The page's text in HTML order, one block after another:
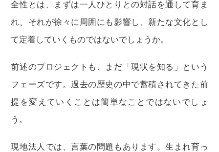
全性とは、まずは一人ひとりとの対話を通して育ま
れ、それが徐々に周囲にも影響し、新たな文化とし
て定着していくものではないでしょうか。
前述のプロジェクトも、まだ「現状を知る」という
フェーズです。過去の歴史の中で蓄積されてきた前
提を変えていくことは簡単なことではないでしょ
う。
現地法人では、言葉の問題もあります。生まれ育っ